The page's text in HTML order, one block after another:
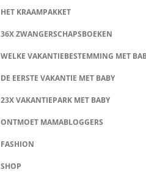
HET KRAAMPAKKET
36X ZWANGERSCHAPSBOEKEN
WELKE VAKANTIEBESTEMMING MET
DE EERSTE VAKANTIE MET BABY
23X VAKANTIEPARK MET BABY
ONTMOET MAMABLOGGERS
FASHION
SHOP